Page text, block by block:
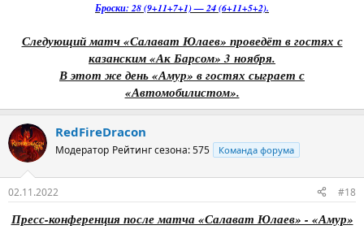
Броски: 28 (9+11+7+1) — 24 (6+11+5+2).
Следующий матч «Салават Юлаев» проведёт в гостях с
казанским «Ак Барсом» 3 ноября.
В этот же день «Амур» в гостях сыграет с
«Автомобилистом».
RedFireDracon
Модератор Рейтинг сезона: 575 Команда форума
02.11.2022 #18
Пресс-конференция после матча «Салават Юлаев» - «Амур»